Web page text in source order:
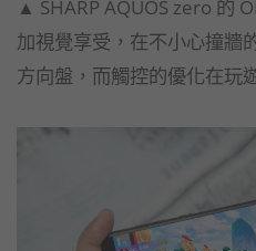
▲ SHARP AQUOS zero 的
加視覺享受， 在不小心撞牆
方向盤， 而觸控的優化在玩